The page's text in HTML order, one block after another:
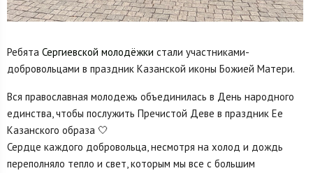
Ребята Сергиевской молодёжки стали участниками-
добровольцами в праздник Казанской иконы Божией Матери.
Вся православная молодежь объединилась в День народного
единства, чтобы послужить Пречистой Деве в праздник Ее
Казанского образа 🤍
Сердце каждого добровольца, несмотря на холод и дождь
переполняло тепло и свет, которым мы все с большим